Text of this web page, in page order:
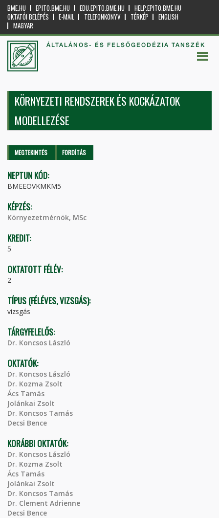
BME.HU EPITO.BME.HU EDU.EPITO.BME.HU
HELP.EPITO.BME.HU
OKTATÓI BELÉPÉS
E-MAIL TELEFONKÖNYV TÉRKÉP
ENGLISH
MAGYAR
ÁLTALÁNOS- ÉS FELSŐGEODÉZIA TANSZÉK
KÖRNYEZETI RENDSZEREK ÉS KOCKÁZATOK
MODELLEZÉSE
Elsődleges fülek
MEGTEKINTÉS (AKTÍVFORDÍTÁS
NEPTUN KÓD:
BMEEOVKMKM5
KÉPZÉS:
Környezetmérnök, MSc
KREDIT:
5
OKTATOTT FÉLÉV:
2
TÍPUS (FÉLÉVES, VIZSGÁS):
vizsgás
TÁRGYFELELŐS:
Dr. Koncsos László
OKTATÓK:
Dr. Koncsos László
Dr. Kozma Zsolt
Ács Tamás
Jolánkai Zsolt
Dr. Koncsos Tamás
Decsi Bence
KORÁBBI OKTATÓK:
Dr. Koncsos László
Dr. Kozma Zsolt
Ács Tamás
Jolánkai Zsolt
Dr. Koncsos Tamás
Dr. Clement Adrienne
Decsi Bence